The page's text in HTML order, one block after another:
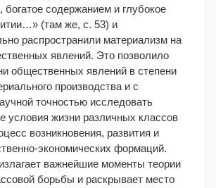
богатое содержанием и глубокое
(там же, с. 53) и
распространили материализм на
явлений. Это позволило
общественных явлений в степени
производства и с
точностью исследовать
условия жизни различных классов
возникновения, развития и
экономических формаций.
важнейшие моменты теории
борьбы и раскрывает место